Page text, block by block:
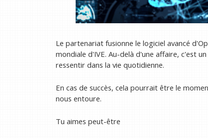
Le partenariat fusionne le logiciel avancé
mondiale d'IVE. Au-delà d'une affaire, c'est
ressentir dans la vie quotidienne.
En cas de succès, cela pourrait être le
nous entoure.
Tu aimes peut-être